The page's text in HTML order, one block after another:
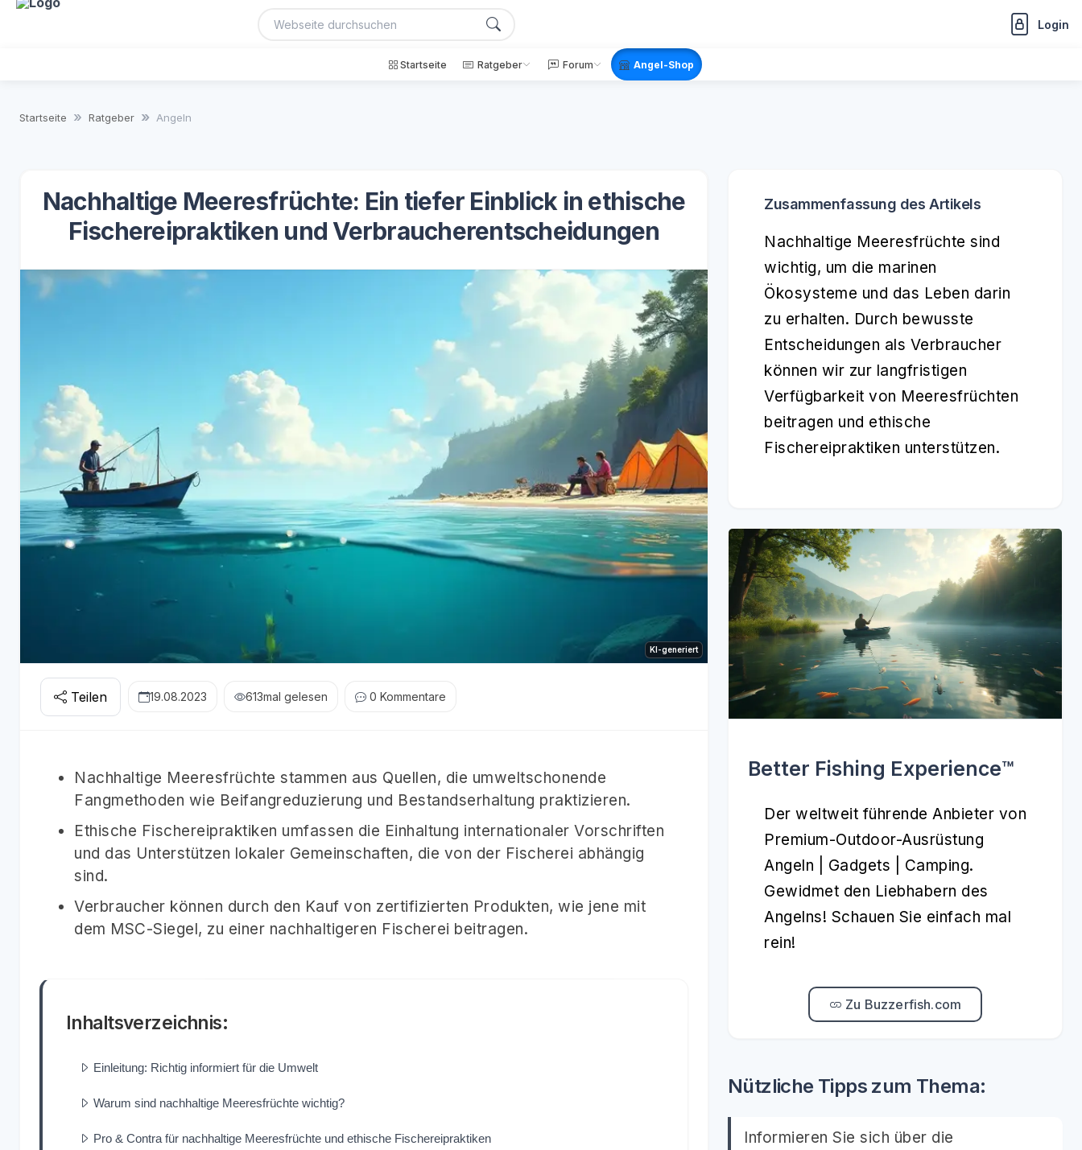
Login
Startseite Ratgeber Forum Angel-Shop
Startseite Ratgeber Angeln
Nachhaltige Meeresfrüchte: Ein tiefer Einblick in ethische
Fischereipraktiken und Verbraucherentscheidungen
KI-generiert
Teilen 19.08.2023 613mal gelesen 0 Kommentare
Nachhaltige Meeresfrüchte stammen aus Quellen, die umweltschonende
Fangmethoden wie Beifangreduzierung und Bestandserhaltung praktizieren.
Ethische Fischereipraktiken umfassen die Einhaltung internationaler Vorschriften
und das Unterstützen lokaler Gemeinschaften, die von der Fischerei abhängig
sind.
Verbraucher können durch den Kauf von zertifizierten Produkten, wie jene mit
dem MSC-Siegel, zu einer nachhaltigeren Fischerei beitragen.
Inhaltsverzeichnis:
Einleitung: Richtig informiert für die Umwelt
Warum sind nachhaltige Meeresfrüchte wichtig?
Pro & Contra für nachhaltige Meeresfrüchte und ethische Fischereipraktiken
Zusammenfassung des Artikels
Nachhaltige Meeresfrüchte sind
wichtig, um die marinen
Ökosysteme und das Leben darin
zu erhalten. Durch bewusste
Entscheidungen als Verbraucher
können wir zur langfristigen
Verfügbarkeit von Meeresfrüchten
beitragen und ethische
Fischereipraktiken unterstützen.
Better Fishing Experience™️
Der weltweit führende Anbieter von
Premium-Outdoor-Ausrüstung
Angeln | Gadgets | Camping.
Gewidmet den Liebhabern des
Angelns! Schauen Sie einfach mal
rein!
Zu Buzzerfish.com
Nützliche Tipps zum Thema:
Informieren Sie sich über die